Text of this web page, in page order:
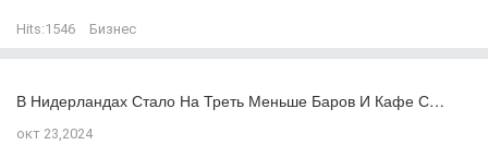
Hits:1546 Бизнес
В Нидерландах Стало На Треть Меньше Баров И Кафе С…
окт 23,2024